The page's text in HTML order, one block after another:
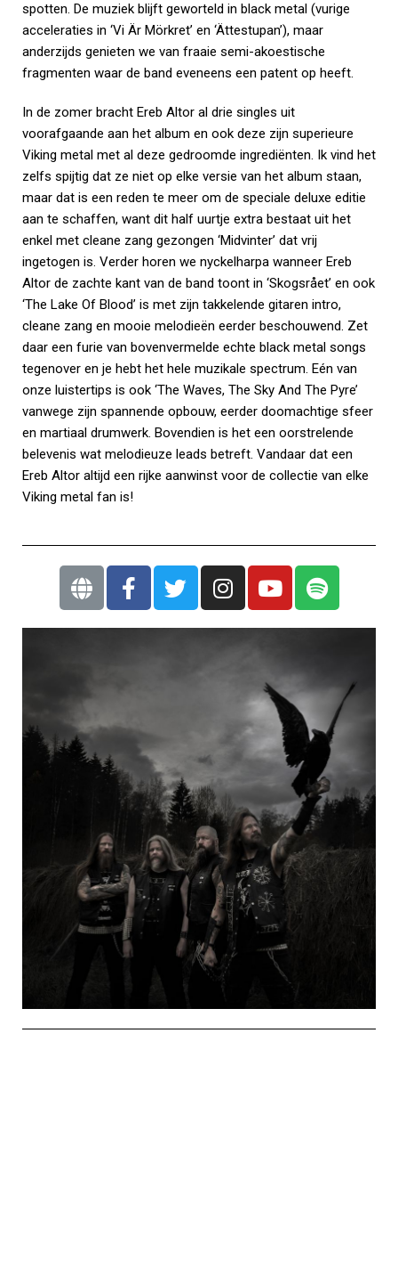
spotten. De muziek blijft geworteld in black metal (vurige
acceleraties in ‘Vi Är Mörkret’ en ‘Ättestupan’), maar
anderzijds genieten we van fraaie semi-akoestische
fragmenten waar de band eveneens een patent op heeft.
In de zomer bracht Ereb Altor al drie singles uit
voorafgaande aan het album en ook deze zijn superieure
Viking metal met al deze gedroomde ingrediënten. Ik vind het
zelfs spijtig dat ze niet op elke versie van het album staan,
maar dat is een reden te meer om de speciale deluxe editie
aan te schaffen, want dit half uurtje extra bestaat uit het
enkel met cleane zang gezongen ‘Midvinter’ dat vrij
ingetogen is. Verder horen we nyckelharpa wanneer Ereb
Altor de zachte kant van de band toont in ‘Skogsrået’ en ook
‘The Lake Of Blood’ is met zijn takkelende gitaren intro,
cleane zang en mooie melodieën eerder beschouwend. Zet
daar een furie van bovenvermelde echte black metal songs
tegenover en je hebt het hele muzikale spectrum. Eén van
onze luistertips is ook ‘The Waves, The Sky And The Pyre’
vanwege zijn spannende opbouw, eerder doomachtige sfeer
en martiaal drumwerk. Bovendien is het een oorstrelende
belevenis wat melodieuze leads betreft. Vandaar dat een
Ereb Altor altijd een rijke aanwinst voor de collectie van elke
Viking metal fan is!